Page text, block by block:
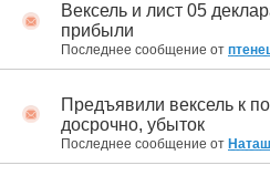
Вексель и лист 05
прибыли
Последнее сообщение от
Предъявили вексель к
досрочно, убыток
Последнее сообщение от